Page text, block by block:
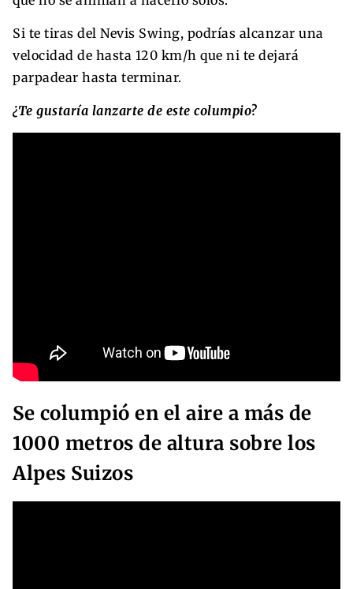
Si te tiras del Nevis Swing, podrías alcanzar una
velocidad de hasta 120 km/h que ni te dejará
parpadear hasta terminar.
¿Te gustaría lanzarte de este columpio?
Se columpió en el aire a más de
1000 metros de altura sobre los
Alpes Suizos